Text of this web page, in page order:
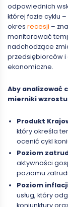
odpowiednich
której fazie cyklu
okres recesji –
monitorować
nadchodzące
przedsiębiorców
ekonomiczne.
Aby analizować
mierniki
Produkt
który określa
ocenić cykl
Poziom
aktywności
poziomu
Poziom
usług, który
koniunktury